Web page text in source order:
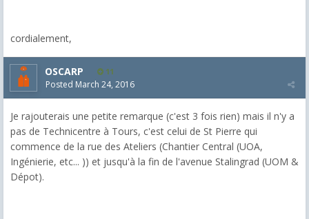
cordialement,
OSCARP 11
Posted March 24, 2016
Je rajouterais une petite remarque (c'est 3 fois rien) mais il n'y a
pas de Technicentre à Tours, c'est celui de St Pierre qui
commence de la rue des Ateliers (Chantier Central (UOA,
Ingénierie, etc... )) et jusqu'à la fin de l'avenue Stalingrad (UOM &
Dépot).